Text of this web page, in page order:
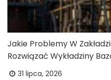
Jakie Problemy W
Rozwiązać Wykładziny
31 lipca, 2026